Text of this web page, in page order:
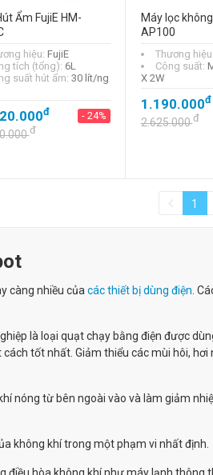
Ẩm FujiE HM-
hiệu: FujiE
tích (tổng): 6L
suất hút ẩm: 30 lít/ng
đ - 24%
đ
Máy lọc
AP100
Thương hiệu:
Công suất:
X 2W
1.190.000đ
2.625.000đ
1
càng nhiều của các thiết bị dùng điện .
là loại quạt chạy bằng điện được
tốt nhất. Giảm thiểu các mùi hôi, hơi
nóng từ bên ngoài vào và làm giảm
không khí trong một phạm vi nhất định.